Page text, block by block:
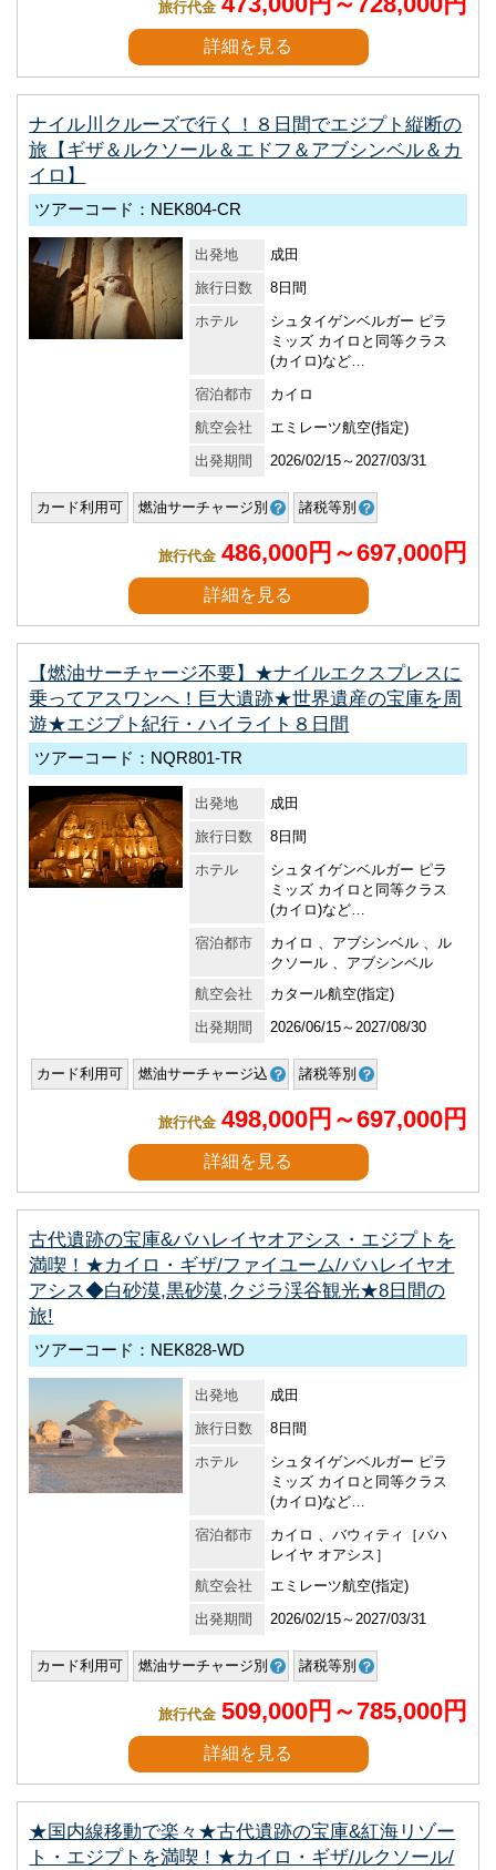
旅行代金
詳細を見る
ナイル川クルーズで行く！８日間でエジプト縦断の
旅【ギザ＆ルクソール＆エドフ＆アブシンベル＆カ
イロ】
ツアーコード：NEK804-CR
出発地
成田
旅行日数
8日間
ホテル
シュタイゲンベルガー ピラ
ミッズ カイロと同等クラス
(カイロ)など…
宿泊都市
カイロ
航空会社
エミレーツ航空(指定)
出発期間
2026/02/15～2027/03/31
カード利用可 燃油サーチャージ別 諸税等別
旅行代金 486,000円～697,000円
詳細を見る
【燃油サーチャージ不要】★ナイルエクスプレスに
乗ってアスワンへ！巨大遺跡★世界遺産の宝庫を周
遊★エジプト紀行・ハイライト８日間
ツアーコード：NQR801-TR
出発地
成田
旅行日数
8日間
ホテル
シュタイゲンベルガー ピラ
ミッズ カイロと同等クラス
(カイロ)など…
宿泊都市
カイロ 、アブシンベル 、ル
クソール 、アブシンベル
航空会社
カタール航空(指定)
出発期間
2026/06/15～2027/08/30
カード利用可 燃油サーチャージ込 諸税等別
旅行代金 498,000円～697,000円
詳細を見る
古代遺跡の宝庫&バハレイヤオアシス・エジプトを
満喫！★カイロ・ギザ/ファイユーム/バハレイヤオ
アシス◆白砂漠,黒砂漠,クジラ渓谷観光★8日間の
旅!
ツアーコード：NEK828-WD
出発地
成田
旅行日数
8日間
ホテル
シュタイゲンベルガー ピラ
ミッズ カイロと同等クラス
(カイロ)など…
宿泊都市
カイロ 、バウィティ［バハ
レイヤ オアシス］
航空会社
エミレーツ航空(指定)
出発期間
2026/02/15～2027/03/31
カード利用可 燃油サーチャージ別 諸税等別
旅行代金 509,000円～785,000円
詳細を見る
★国内線移動で楽々★古代遺跡の宝庫&紅海リゾー
ト・エジプトを満喫！★カイロ・ギザ/ルクソール/